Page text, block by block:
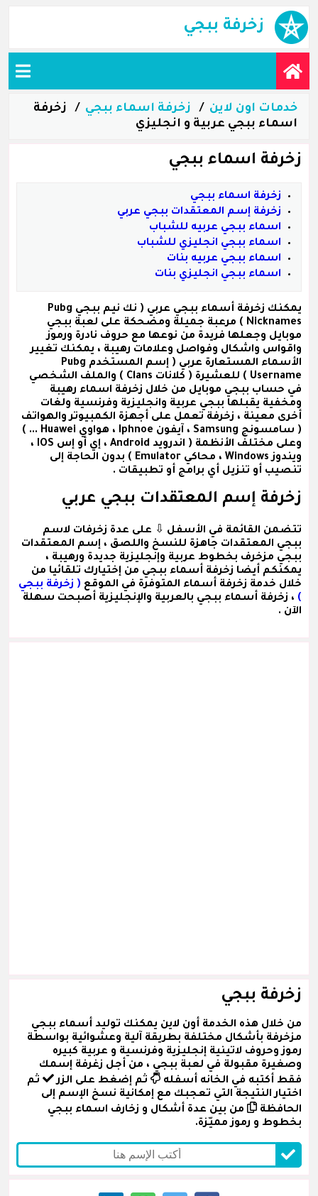
زخرفة ببجي
خدمات اون لاين زخرفة اسماء ببجي
زخرفة
اسماء ببجي عربية و انجليزي
زخرفة اسماء ببجي
زخرفة اسماء ببجي
زخرفة إسم المعتقدات ببجي عربي
اسماء ببجي عربيه للشباب
اسماء ببجي انجليزي للشباب
اسماء ببجي عربيه بنات
اسماء ببجي انجليزي بنات
يمكنك زخرفة أسماء ببجي عربي
( نك نيم ببجي Pubg
Nicknames ) مرعبة جميلة ومضحكة على لعبة ببجي
موبايل وجعلها فريدة من نوعها مع حروف نادرة ورموز
واقواس واشكال وفواصل وعلامات رهيبة ، يمكنك تغيير
الأسماء المستعارة عربي
( إسم المستخدم Pubg
Username )
للعشيرة ( كلانات Clans )
والملف الشخصي
في حساب ببجي موبايل من خلال زخرفة اسماء رهيبة
ومخفية يقبلها ببجي عربية وانجليزية وفرنسية ولغات
أخرى معينة ، زخرفة تعمل على أجهزة الكمبيوتر والهواتف
( سامسونج Samsung ، آيفون Iphnoe ، هواوي Huawei ... )
وعلى مختلف الأنظمة ( اندرويد Android ، إي أو إس IOS ،
ويندوز Windows ، محاكي Emulator ) بدون الحاجة إلى
تنصيب أو تنزيل أي برامج أو تطبيقات .
زخرفة إسم المعتقدات ببجي عربي
تتضمن القائمة في الأسفل ⇩ على عدة زخرفات لاسم
ببجي المعتقدات جاهزة للنسخ واللصق ،إسم المعتقدات
ببجي مزخرف بخطوط عربية وإنجليزية جديدة ورهيبة ،
يمكنكم أيضا زخرفة أسماء ببجي من إختيارك تلقائيا من
خلال خدمة زخرفة أسماء المتوفرة في الموقع ( زخرفة ببجي
) ، زخرفة أسماء ببجي بالعربية والإنجليزية أصبحت سهلة
الآن .
زخرفة ببجي
من خلال هذه الخدمة أون لاين يمكنك توليد أسماء ببجي
مزخرفة بأشكال مختلفة بطريقة آلية وعشوائية بواسطة
رموز وحروف لاتينية إنجليزية وفرنسية و عربية كبيره
وصغيرة مقبولة في لعبة ببجي ، من أجل زغرفة إسمك
فقط أكتبه في الخانه أسفله
ثم إضغط على الزر
ثم
اختيار النتيجة التي تعجبك مع إمكانية نسخ الإسم إلى
الحافظة
من بين عدة أشكال و زخارف اسماء ببجي
بخطوط و رموز مميّزة.